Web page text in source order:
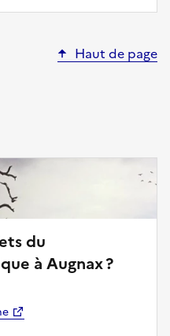
Haut de page
du
à Augnax ?